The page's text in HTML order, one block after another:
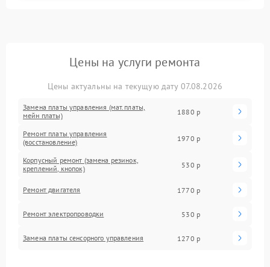
Цены на услуги ремонта
Цены актуальны на текущую дату 07.08.2026
Замена платы управления (мат.платы,
мейн платы)
1880 р
Ремонт платы управления
(восстановление)
1970 р
Корпусный ремонт (замена резинок,
креплений, кнопок)
530 р
Ремонт двигателя 1770 р
Ремонт электропроводки 530 р
Замена платы сенсорного управления 1270 р